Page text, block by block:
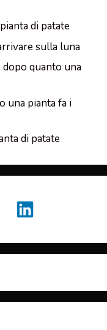
di patate
sulla luna
dopo quanto una
una pianta fa i
di patate